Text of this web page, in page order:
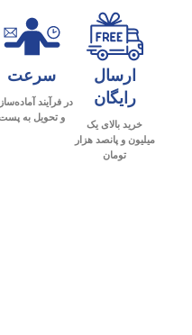
ارسال
رایگان
خرید بالای یک
میلیون و پانصد هزار
تومان
سرعت
در فرآیند
و تحویل به